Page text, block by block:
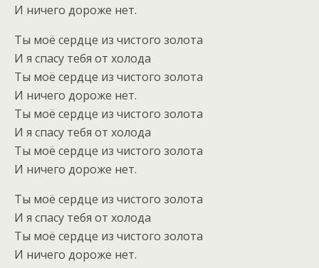
И ничего дороже нет.
Ты моё сердце из чистого золота
И я спасу тебя от холода
Ты моё сердце из чистого золота
И ничего дороже нет.
Ты моё сердце из чистого золота
И я спасу тебя от холода
Ты моё сердце из чистого золота
И ничего дороже нет.
Ты моё сердце из чистого золота
И я спасу тебя от холода
Ты моё сердце из чистого золота
И ничего дороже нет.